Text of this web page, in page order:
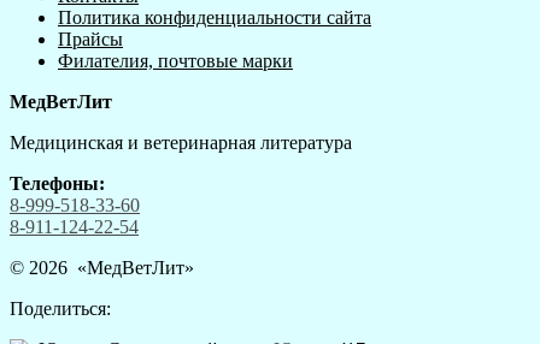
Политика конфиденциальности сайта
Прайсы
Филателия, почтовые марки
МедВетЛит
Медицинская и ветеринарная литература
Телефоны:
8-999-518-33-60
8-911-124-22-54
© 2026 «МедВетЛит»
Поделиться: